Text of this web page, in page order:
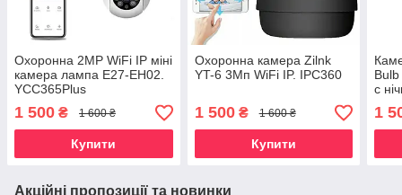
Охоронна 2MP WiFi IP міні
камера лампа E27-EH02.
YCC365Plus
1 500 ₴ 1 600 ₴
Купити
Охоронна камера Zilnk
YT-6 3Мп WiFi IP. IPC360
1 500₴ 1 600 ₴
Купити
c
1
Акційні пропозиції та новинки